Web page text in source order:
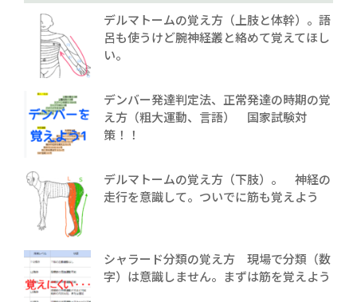
デルマトームの覚え方（上肢と体幹）。語
呂も使うけど腕神経叢と絡めて覚えてほし
い。
デンバー発達判定法、正常発達の時期の覚
え方（粗大運動、言語） 国家試験対
策！！
デルマトームの覚え方（下肢）。 神経の
走行を意識して。ついでに筋も覚えよう
シャラード分類の覚え方 現場で分類（数
字）は意識しません。まずは筋を覚えよう